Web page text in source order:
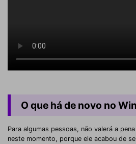
O que há de novo no
Para algumas pessoas, não valerá a
neste momento, porque ele acabou de